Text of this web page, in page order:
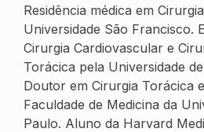
Residência médica em
Universidade São Francisco.
Cirurgia Cardiovascular e
Torácica pela Universidade
Doutor em Cirurgia Torácica
Faculdade de Medicina da
Paulo. Aluno da Harvard